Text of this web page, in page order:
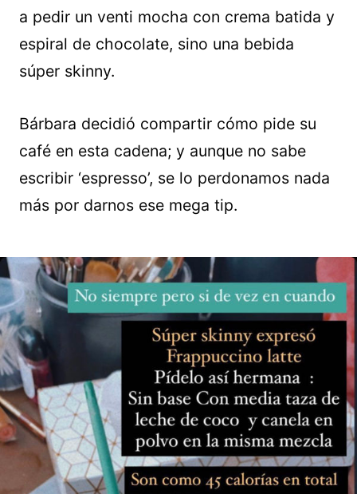
a pedir un venti mocha con crema batida y
espiral de chocolate, sino una bebida
súper skinny.
Bárbara decidió compartir cómo pide su
café en esta cadena; y aunque no sabe
escribir ‘espresso’, se lo perdonamos nada
más por darnos ese mega tip.